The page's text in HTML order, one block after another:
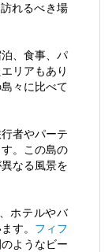
れるべき場
、食事、パ
リアもあり
々に比べて
者やパーテ
。この島の
なる風景を
ホテルやバ
す。 フィフ
ようなビー